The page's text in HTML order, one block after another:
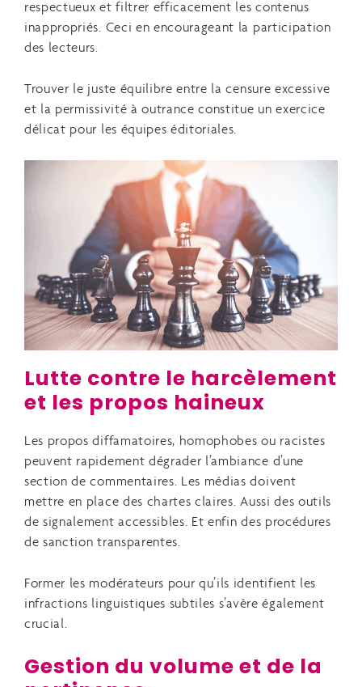
respectueux et filtrer efficacement les contenus
inappropriés. Ceci en encourageant la participation
des lecteurs.
Trouver le juste équilibre entre la censure excessive
et la permissivité à outrance constitue un exercice
délicat pour les équipes éditoriales.
Lutte contre le harcèlement
et les propos haineux
Les propos diffamatoires, homophobes ou racistes
peuvent rapidement dégrader l’ambiance d’une
section de commentaires. Les médias doivent
mettre en place des chartes claires. Aussi des outils
de signalement accessibles. Et enfin des procédures
de sanction transparentes.
Former les modérateurs pour qu’ils identifient les
infractions linguistiques subtiles s’avère également
crucial.
Gestion du volume et de la